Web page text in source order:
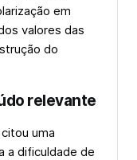
em
valores das
do
relevante
uma
a dificuldade de